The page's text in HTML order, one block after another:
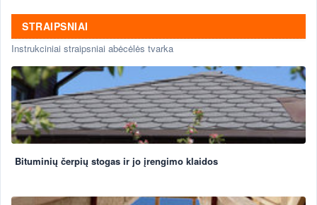
STRAIPSNIAI
Instrukciniai straipsniai abėcėlės tvarka
Bituminių čerpių stogas ir jo įrengimo klaidos